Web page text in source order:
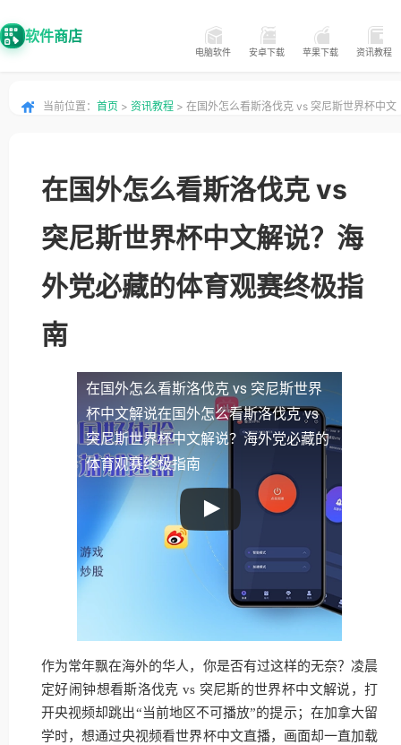
软件商店
电脑软件 安卓下载 苹果下载 资讯教程
当前位置： 首页 > 资讯教程 > 在国外怎么看斯洛伐克 vs 突尼斯世界杯中文
在国外怎么看斯洛伐克 vs
突尼斯世界杯中文解说？海
外党必藏的体育观赛终极指
南
在国外怎么看斯洛伐克 vs 突尼斯世界
杯中文解说在国外怎么看斯洛伐克 vs
突尼斯世界杯中文解说？海外党必藏的
体育观赛终极指南
作为常年飘在海外的华人，你是否有过这样的无奈？凌晨
定好闹钟想看斯洛伐克 vs 突尼斯的世界杯中文解说，打
开央视频却跳出“当前地区不可播放”的提示；在加拿大留
学时，想通过央视频看世界杯中文直播，画面却一直加载